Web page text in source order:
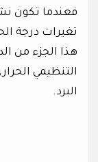
فعندما تكون
تغيرات درجة
هذا الجزء من
التنظيمي
البرد.